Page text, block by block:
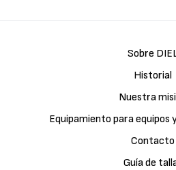
Sobre
Historial
Nuestra
Equipamiento para equipos
Contacto
Guía de